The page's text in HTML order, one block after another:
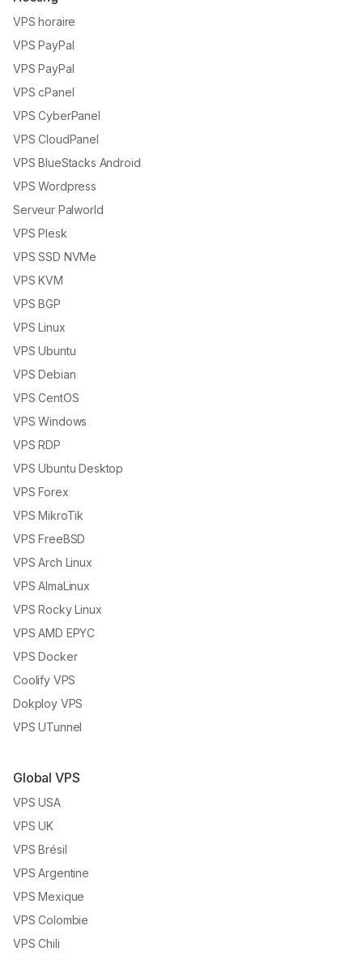
VPS horaire
VPS PayPal
VPS PayPal
VPS cPanel
VPS CyberPanel
VPS CloudPanel
VPS BlueStacks Android
VPS Wordpress
Serveur Palworld
VPS Plesk
VPS SSD NVMe
VPS KVM
VPS BGP
VPS Linux
VPS Ubuntu
VPS Debian
VPS CentOS
VPS Windows
VPS RDP
VPS Ubuntu Desktop
VPS Forex
VPS MikroTik
VPS FreeBSD
VPS Arch Linux
VPS AlmaLinux
VPS Rocky Linux
VPS AMD EPYC
VPS Docker
Coolify VPS
Dokploy VPS
VPS UTunnel
Global VPS
VPS USA
VPS UK
VPS Brésil
VPS Argentine
VPS Mexique
VPS Colombie
VPS Chili